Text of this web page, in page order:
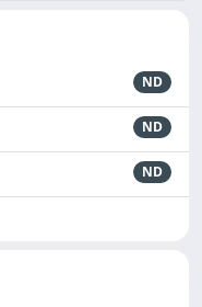
ND
ND
ND